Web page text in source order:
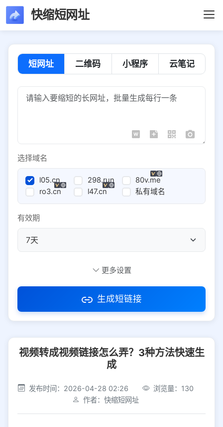
快缩短网址
短网址 二维码 小程序 云笔记
选择域名
l05.cn 298.run
80v.me
ro3.cn
l47.cn 私有域名
有效期
访问密码
社交平台 电商平台
选择防红平台类型，避免链接被拦截
平台设置
更多设置
生成短链接
视频转成视频链接怎么弄？3种方法快速生
成
发布时间：2026-04-28 02:26
浏览量：130
作者：快缩短网址